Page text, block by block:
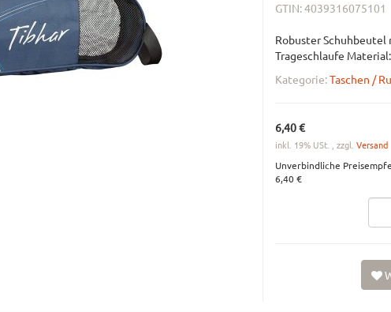
GTIN:4039316075101
Robuster
Trageschlaufe
Kategorie:Taschen /
6,40 €
inkl. 19% USt. , zzgl. Versand
Unverbindliche
6,40 €